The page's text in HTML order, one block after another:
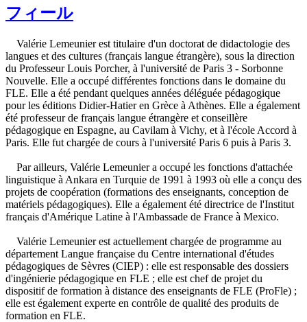
フィール
Valérie Lemeunier est titulaire d'un doctorat de didactologie des
langues et des cultures (français langue étrangère), sous la direction
du Professeur Louis Porcher, à l'université de Paris 3 - Sorbonne
Nouvelle. Elle a occupé différentes fonctions dans le domaine du
FLE. Elle a été pendant quelques années déléguée pédagogique
pour les éditions Didier-Hatier en Grèce à Athènes. Elle a également
été professeur de français langue étrangère et conseillère
pédagogique en Espagne, au Cavilam à Vichy, et à l'école Accord à
Paris. Elle fut chargée de cours à l'université Paris 6 puis à Paris 3.
Par ailleurs, Valérie Lemeunier a occupé les fonctions d'attachée
linguistique à Ankara en Turquie de 1991 à 1993 où elle a conçu des
projets de coopération (formations des enseignants, conception de
matériels pédagogiques). Elle a également été directrice de l'Institut
français d'Amérique Latine à l'Ambassade de France à Mexico.
Valérie Lemeunier est actuellement chargée de programme au
département Langue française du Centre international d'études
pédagogiques de Sèvres (CIEP) : elle est responsable des dossiers
d'ingénierie pédagogique en FLE ; elle est chef de projet du
dispositif de formation à distance des enseignants de FLE (ProFle) ;
elle est également experte en contrôle de qualité des produits de
formation en FLE.